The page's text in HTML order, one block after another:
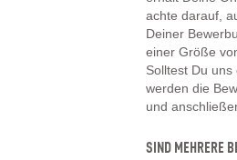
achte darauf,
Deiner
einer Größe
Solltest Du
werden die
und
SIND MEHRERE